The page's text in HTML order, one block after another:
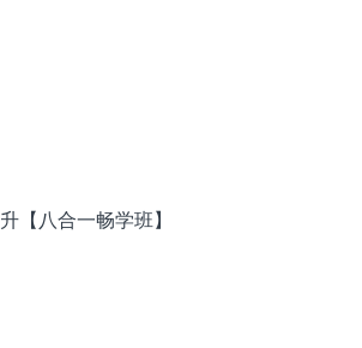
【八合一畅学班】